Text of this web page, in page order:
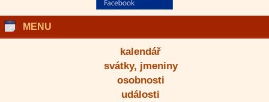
MENU
kalendář
svátky, jmeniny
osobnosti
události